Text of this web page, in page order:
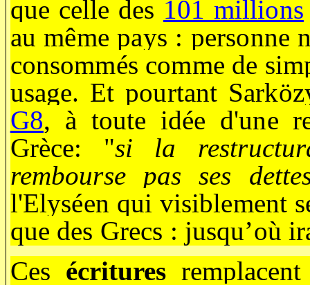
que celle des 101 millions
au même pays : personne
consommés comme de
usage. Et pourtant
G8, à toute idée d'une
Grèce: "si la
rembourse pas ses
l'Elyséen qui visiblement
que des Grecs : jusqu’où
Ces écritures